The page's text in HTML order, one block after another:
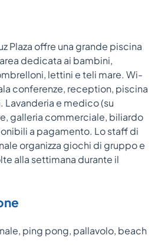
Plaza offre una grande piscina
dedicata ai bambini,
lettini e teli mare. Wi-
conferenze, reception, piscina
e medico (su
galleria commerciale, biliardo
a pagamento. Lo staff di
organizza giochi di gruppo e
alla settimana durante il
ping pong, pallavolo, beach